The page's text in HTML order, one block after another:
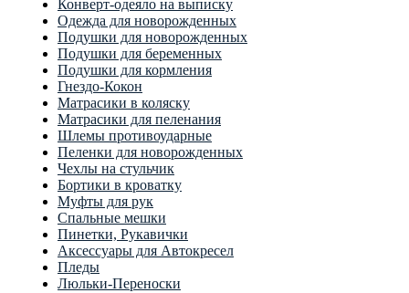
Конверт-одеяло на выписку
Одежда для новорожденных
Подушки для новорожденных
Подушки для беременных
Подушки для кормления
Гнездо-Кокон
Матрасики в коляску
Матрасики для пеленания
Шлемы противоударные
Пеленки для новорожденных
Чехлы на стульчик
Бортики в кроватку
Муфты для рук
Спальные мешки
Пинетки, Рукавички
Аксессуары для Автокресел
Пледы
Люльки-Переноски